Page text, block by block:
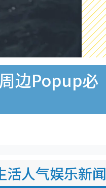
边Popup必
活人气娱乐新闻